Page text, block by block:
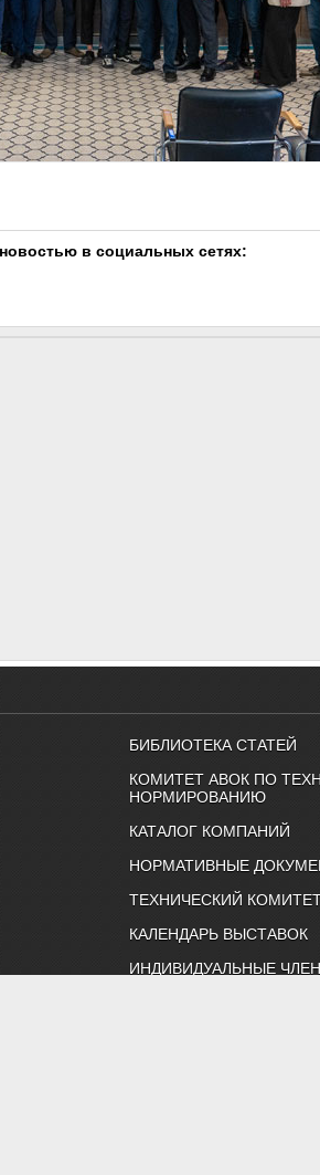
в социальных сетях:
БИБЛИОТЕКА СТАТЕЙ
КОМИТЕТ АВОК ПО
НОРМИРОВАНИЮ
КАТАЛОГ КОМПАНИЙ
НОРМАТИВНЫЕ
ТЕХНИЧЕСКИЙ
КАЛЕНДАРЬ ВЫСТАВОК
ИНДИВИДУАЛЬНЫЕ